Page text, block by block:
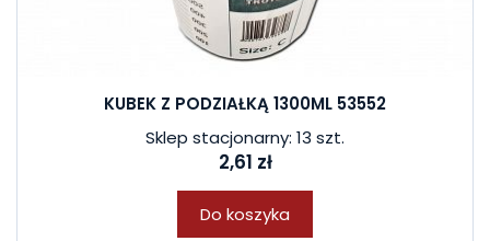
KUBEK Z PODZIAŁKĄ 1300ML 53552
Sklep stacjonarny: 13 szt.
2,61 zł
Do koszyka